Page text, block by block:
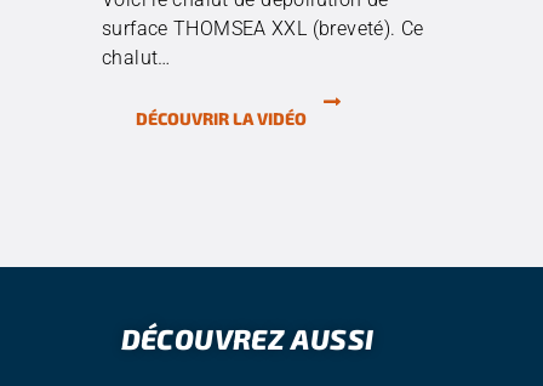
surface THOMSEA XXL (breveté). Ce
chalut…
DÉCOUVRIR LA VIDÉO
DÉCOUVREZ AUSSI